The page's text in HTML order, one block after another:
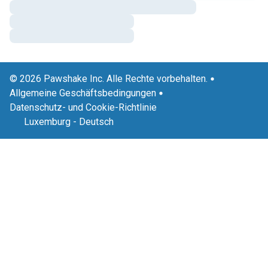
© 2026 Pawshake Inc. Alle Rechte vorbehalten.
Allgemeine Geschäftsbedingungen
Datenschutz- und Cookie-Richtlinie
Luxemburg - Deutsch